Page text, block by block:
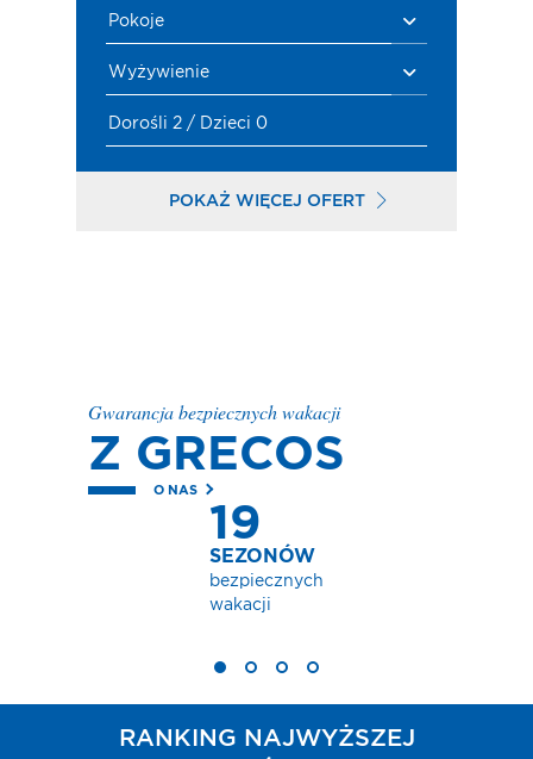
Pokoje
Wyżywienie
Dorośli 2 / Dzieci 0
POKAŻ WIĘCEJ OFERT
Gwarancja bezpiecznych wakacji
Z GRECOS
O NAS
19
SEZONÓW
bezpiecznych
wakacji
RANKING NAJWYŻSZEJ